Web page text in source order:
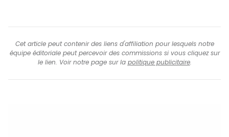
Cet article peut contenir des liens d'affiliation pour lesquels notre
équipe éditoriale peut percevoir des commissions si vous cliquez sur
le lien. Voir notre page sur la politique publicitaire.